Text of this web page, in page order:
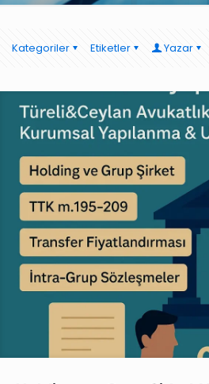
Kategoriler Etiketler Yazar